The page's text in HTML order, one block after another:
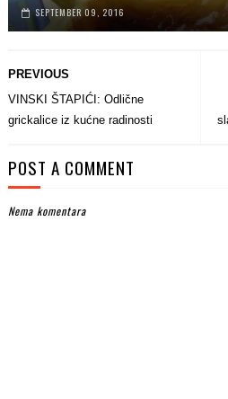
SEPTEMBER 09, 2016
PREVIOUS
VINSKI ŠTAPIĆI: Odlične
grickalice iz kućne radinosti
POST A COMMENT
Nema komentara